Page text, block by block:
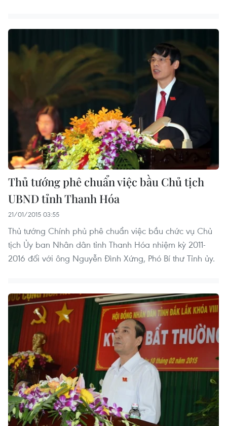
Thủ tướng phê chuẩn việc bầu Chủ tịch
UBND tỉnh Thanh Hóa
21/01/2015 03:55
Thủ tướng Chính phủ phê chuẩn việc bầu chức vụ Chủ
tịch Ủy ban Nhân dân tỉnh Thanh Hóa nhiệm kỳ 2011-
2016 đối với ông Nguyễn Đình Xứng, Phó Bí thư Tỉnh ủy.